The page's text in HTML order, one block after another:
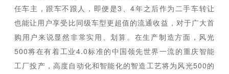
任车主，跟车不跟人，即便是3、4年之后作为二手车转让
也能让用户享受比同级车型更超值的流通收益，对于广大首
购用户来说显然非常实用、划算。在生产制造方面，风光
500将在有着工业4.0标准的中国领先世界一流的重庆智能
工厂投产，高度自动化和智能化的智造工艺将为风光500的